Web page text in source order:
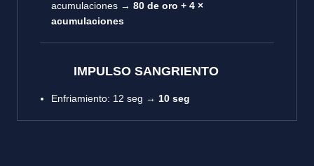
acumulaciones → 80 de oro + 4 ×
acumulaciones
IMPULSO SANGRIENTO
Enfriamiento: 12 seg → 10 seg